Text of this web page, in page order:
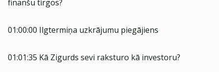
finanšu tirgos?
01:00:00 Ilgtermiņa uzkrājumu piegājiens
01:01:35 Kā Zigurds sevi raksturo kā investoru?